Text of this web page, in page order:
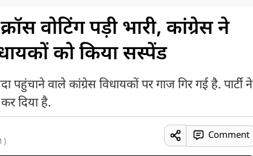
वोटिंग पड़ी भारी, कांग्रेस ने
को किया सस्पेंड
पहुंचाने वाले कांग्रेस विधायकों पर गाज गिर गई है. पार्टी ने
दिया है.
)
Comment